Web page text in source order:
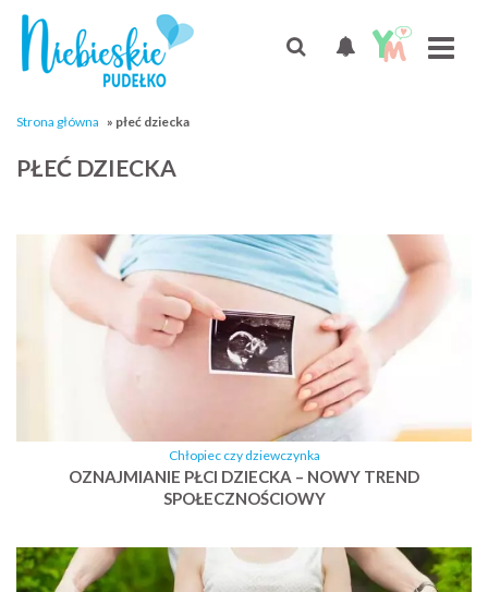
Strona główna » płeć dziecka
PŁEĆ DZIECKA
Chłopiec czy dziewczynka
OZNAJMIANIE PŁCI DZIECKA – NOWY TREND
SPOŁECZNOŚCIOWY